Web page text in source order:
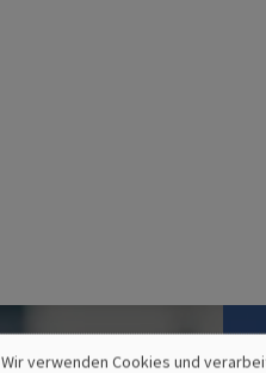
Wir verwenden Cookies und